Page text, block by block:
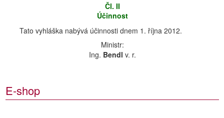
Čl. II
Účinnost
Tato vyhláška nabývá účinnosti dnem 1. října 2012.
Ministr:
Ing. Bendl v. r.
E-shop